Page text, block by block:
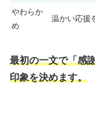
やわらか
め
温かい応援
最初の一文で「感
印象を決めます。